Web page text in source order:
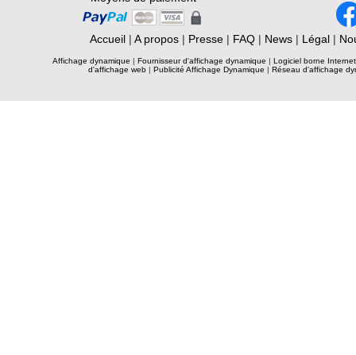
Accueil| A propos| Presse| FAQ| News| Légal|
Affichage dynamique | Fournisseur d'affichage dynamique | Logiciel borne
d'affichage web | Publicité Affichage Dynamique | Réseau d'affichage